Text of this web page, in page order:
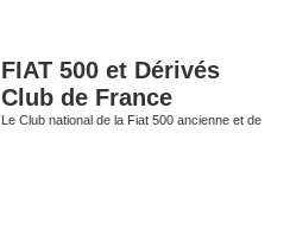
FIAT 500 et Dérivés
Club de France
Le Club national de la Fiat 500 ancienne et de